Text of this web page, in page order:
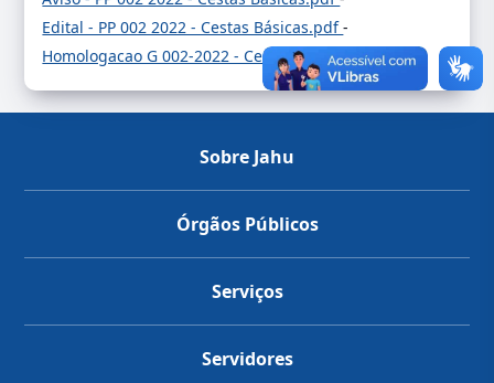
Edital - PP 002 2022 - Cestas Básicas.pdf-
Homologacao G 002-2022 - Cestas Basicas.pdf-
Sobre Jahu
Órgãos Públicos
Serviços
Servidores